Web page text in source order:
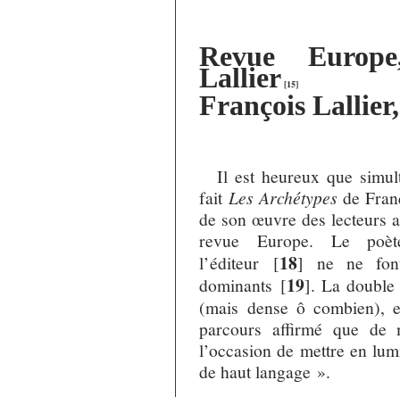
Revue
Lallier [15]
François
Il est heureux que
fait Les Archétypes de
de son œuvre des lecteurs
revue Europe. Le
l’éditeur [18] ne ne
dominants [19]. La double
(mais dense ô combien),
parcours affirmé que de
l’occasion de mettre en
de haut langage ».